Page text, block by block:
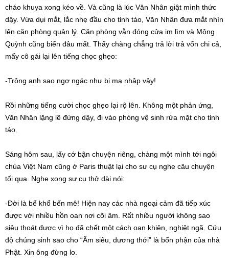
cháo khuya xong kéo về. Và cũng là lúc Văn Nhân giật mình thức
dậy. Vừa dụi mắt, lắc nhẹ đầu cho tỉnh táo, Văn Nhân đưa mắt nhìn
lên căn phòng quản lý. Căn phòng vẫn đóng cửa im lìm và Mộng
Quỳnh cũng biến đâu mất. Thấy chàng chẳng trả lời trả vốn chi cả,
mấy cô gái lại lên tiếng chọc ghẹo:
-Trông anh sao ngơ ngác như bị ma nhập vậy!
Rồi những tiếng cười chọc ghẹo lại rộ lên. Không một phản ứng,
Văn Nhân lặng lẽ đứng dậy, đi vào phòng vệ sinh rửa mặt cho tỉnh
táo.
Sáng hôm sau, lấy cớ bận chuyện riêng, chàng một mình tới ngôi
chùa Việt Nam cũng ở Paris thuật lại cho sư cụ nghe câu chuyện
tối qua. Nghe xong sư cụ thở dài nói:
-Đời là bể khổ bến mê! Hiện nay các nhà ngoại cảm đã tiếp xúc
được với nhiều hồn oan nơi cõi âm. Rất nhiều người không sao
siêu thoát được vì họ đã chết một cách oan khiên, nghiệt ngã. Cứu
độ chúng sinh sao cho “Âm siêu, dương thới” là bổn phận của nhà
Phật. Xin ông đừng lo.